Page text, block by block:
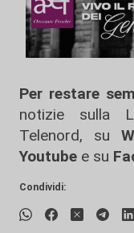
Per restare
notizie sulla
Telenord, su
Youtube e su
Condividi: